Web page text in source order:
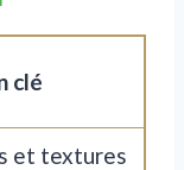
clé
et textures